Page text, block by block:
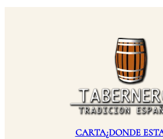
CARTA¿DONDE